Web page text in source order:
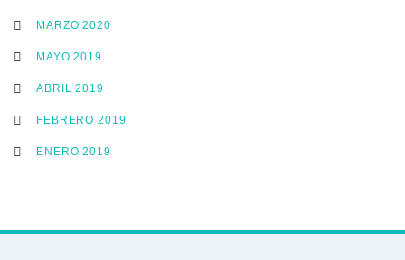
MARZO 2020
MAYO 2019
ABRIL 2019
FEBRERO 2019
ENERO 2019